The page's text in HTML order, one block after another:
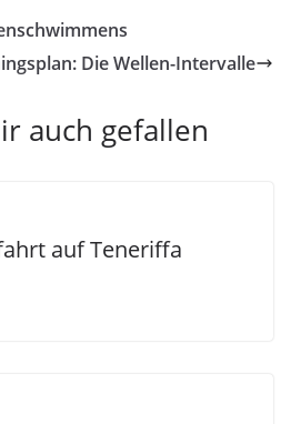
Die Wellen-Intervalle
auch gefallen
auf Teneriffa